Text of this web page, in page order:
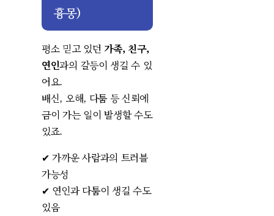
흉몽)
평소 믿고 있던 가족, 친구,
연인과의 갈등이 생길 수 있
어요.
배신, 오해, 다툼 등 신뢰에
금이 가는 일이 발생할 수도
있죠.
✔ 가까운 사람과의 트러블
가능성
✔ 연인과 다툼이 생길 수도
있음